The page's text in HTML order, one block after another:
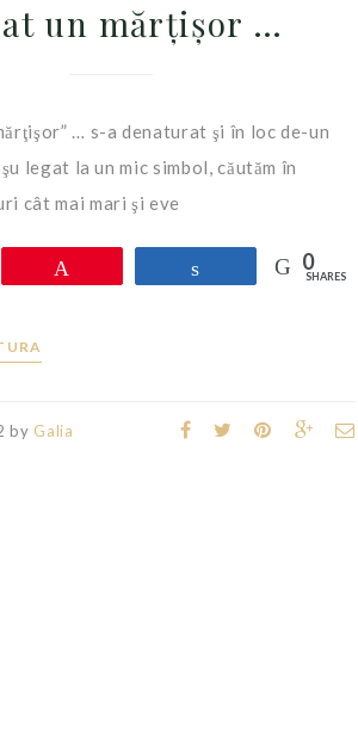
un mărţişor …
… s-a denaturat şi în loc de-un
legat la un mic simbol, căutăm în
cât mai mari şi eve
0
SHARES
by Galia